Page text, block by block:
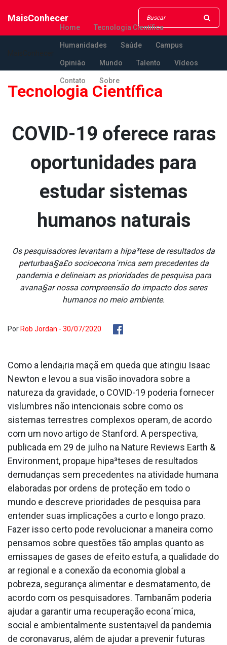
MaisConhecer
Home Tecnologia Científica
Humanidades Saúde Campus
Opinião Mundo Talento Vídeos
Contato Sobre
Tecnologia Científica
COVID-19 oferece raras
oportunidades para
estudar sistemas
humanos naturais
Os pesquisadores levantam a hipa³tese de resultados da
perturbaa§a£o socioecona´mica sem precedentes da
pandemia e delineiam as prioridades de pesquisa para
avana§ar nossa compreensão do impacto dos seres
humanos no meio ambiente.
Por Rob Jordan - 30/07/2020
Como a lenda¡ria maçã em queda que atingiu Isaac
Newton e levou a sua visão inovadora sobre a
natureza da gravidade, o COVID-19 poderia fornecer
vislumbres não intencionais sobre como os
sistemas terrestres complexos operam, de acordo
com um novo artigo de Stanford. A perspectiva,
publicada em 29 de julho na Nature Reviews Earth &
Environment, propaµe hipa³teses de resultados
demudanças sem precedentes na atividade humana
elaboradas por ordens de proteção em todo o
mundo e descreve prioridades de pesquisa para
entender suas implicações a curto e longo prazo.
Fazer isso certo pode revolucionar a maneira como
pensamos sobre questões tão amplas quanto as
emissaµes de gases de efeito estufa, a qualidade do
ar regional e a conexão da economia global a
pobreza, segurança alimentar e desmatamento, de
acordo com os pesquisadores. Tambanãm poderia
ajudar a garantir uma recuperação econa´mica,
social e ambientalmente sustenta¡vel da pandemia
de coronava­rus, além de ajudar a prevenir futuras